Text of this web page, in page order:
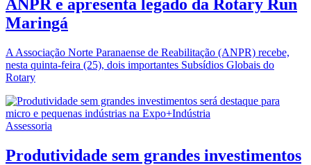
ANPR e apresenta legado da Rotary Run
Maringá
A Associação Norte Paranaense de Reabilitação (ANPR) recebe,
nesta quinta-feira (25), dois importantes Subsídios Globais do
Rotary
Assessoria
Produtividade sem grandes investimentos